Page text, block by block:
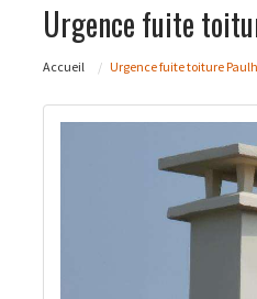
Urgence fuite
Accueil Urgence fuite toiture